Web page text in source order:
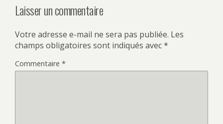
Laisser un commentaire
Votre adresse e-mail ne sera pas publiée. Les
champs obligatoires sont indiqués avec*
Commentaire *